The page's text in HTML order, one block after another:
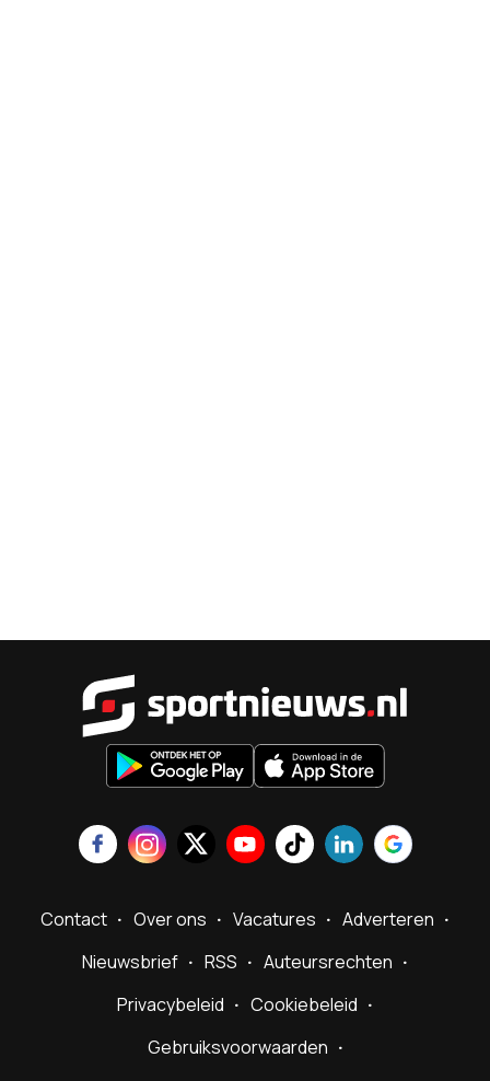
Contact Over ons Vacatures
Adverteren
Nieuwsbrief
RSS
Auteursrechten
Privacybeleid
Cookiebeleid
Gebruiksvoorwaarden